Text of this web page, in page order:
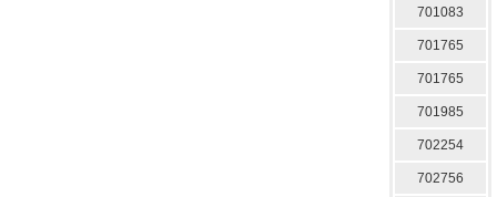
701083
701765
701765
701985
702254
702756